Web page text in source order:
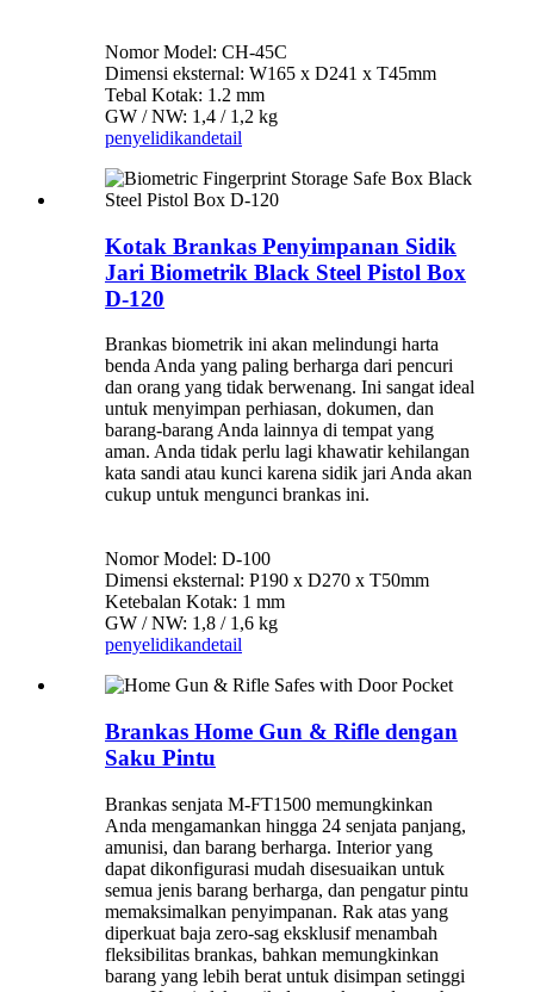
Nomor Model: CH-45C
Dimensi eksternal: W165 x D241 x T45mm
Tebal Kotak: 1.2 mm
GW / NW: 1,4 / 1,2 kg
penyelidikandetail
Kotak Brankas Penyimpanan Sidik
Jari Biometrik Black Steel Pistol Box
D-120
Brankas biometrik ini akan melindungi harta
benda Anda yang paling berharga dari pencuri
dan orang yang tidak berwenang. Ini sangat ideal
untuk menyimpan perhiasan, dokumen, dan
barang-barang Anda lainnya di tempat yang
aman. Anda tidak perlu lagi khawatir kehilangan
kata sandi atau kunci karena sidik jari Anda akan
cukup untuk mengunci brankas ini.
Nomor Model: D-100
Dimensi eksternal: P190 x D270 x T50mm
Ketebalan Kotak: 1 mm
GW / NW: 1,8 / 1,6 kg
penyelidikandetail
Brankas Home Gun & Rifle dengan
Saku Pintu
Brankas senjata M-FT1500 memungkinkan
Anda mengamankan hingga 24 senjata panjang,
amunisi, dan barang berharga. Interior yang
dapat dikonfigurasi mudah disesuaikan untuk
semua jenis barang berharga, dan pengatur pintu
memaksimalkan penyimpanan. Rak atas yang
diperkuat baja zero-sag eksklusif menambah
fleksibilitas brankas, bahkan memungkinkan
barang yang lebih berat untuk disimpan setinggi